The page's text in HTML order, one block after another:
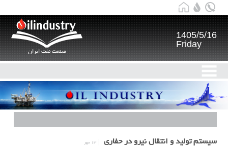
صنعت نفت ایران
1405/5/16
Friday
سیستم تولید و انتقال نیرو در حفاری ۱۳ مهر